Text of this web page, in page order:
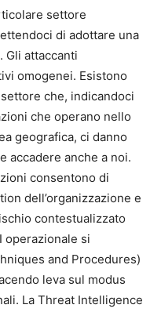
settore
di adottare una
Gli attaccanti
omogenei. Esistono
che, indicandoci
che operano nello
geografica, ci danno
accadere anche a noi.
consentono di
dell’organizzazione e
contestualizzato
operazionale si
and Procedures)
leva sul modus
La Threat Intelligence